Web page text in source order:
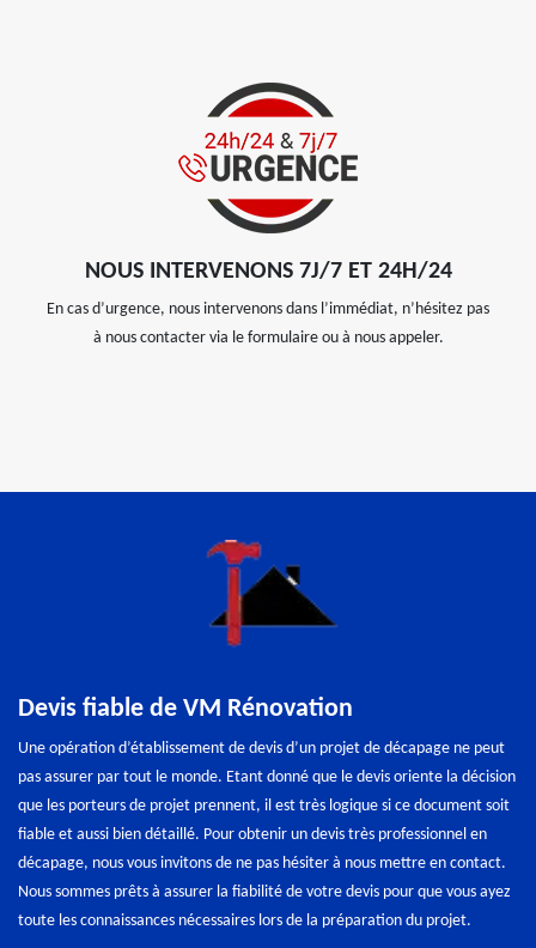
NOUS INTERVENONS 7J/7 ET 24H/24
En cas d’urgence, nous intervenons dans l’immédiat, n’hésitez pas
à nous contacter via le formulaire ou à nous appeler.
Devis fiable de VM Rénovation
Une opération d’établissement de devis d’un projet de décapage ne peut
pas assurer par tout le monde. Etant donné que le devis oriente la décision
que les porteurs de projet prennent, il est très logique si ce document soit
fiable et aussi bien détaillé. Pour obtenir un devis très professionnel en
décapage, nous vous invitons de ne pas hésiter à nous mettre en contact.
Nous sommes prêts à assurer la fiabilité de votre devis pour que vous ayez
toute les connaissances nécessaires lors de la préparation du projet.